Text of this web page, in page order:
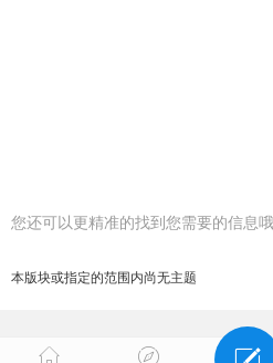
您还可以更精准的找到您需要的信息哦
本版块或指定的范围内尚无主题